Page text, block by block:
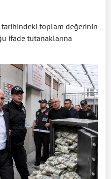
toplam değerinin
ifade tutanaklarına